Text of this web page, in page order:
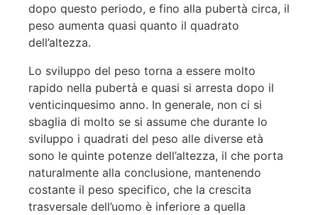
dopo questo periodo, e fino alla pubertà circa, il
peso aumenta quasi quanto il quadrato
dell’altezza.
Lo sviluppo del peso torna a essere molto
rapido nella pubertà e quasi si arresta dopo il
venticinquesimo anno. In generale, non ci si
sbaglia di molto se si assume che durante lo
sviluppo i quadrati del peso alle diverse età
sono le quinte potenze dell’altezza, il che porta
naturalmente alla conclusione, mantenendo
costante il peso specifico, che la crescita
trasversale dell’uomo è inferiore a quella